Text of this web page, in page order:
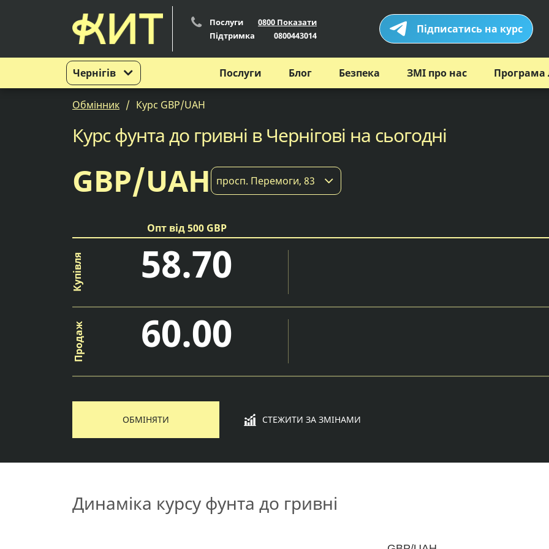
Чернігів
Послуги
0800 Показати
Підтримка
0800443014 Підписатись на курс
Послуги Блог Безпека ЗМІ про нас Програма
Обмінник Курс GBP/UAH
Курс фунта до гривні в Чернігові на сьогодні
GBP/UAH просп. Перемоги, 83
Опт від 500 GBP
58.70
60.00
ОБМІНЯТИ СТЕЖИТИ ЗА ЗМІНАМИ
Динаміка курсу фунта до гривні